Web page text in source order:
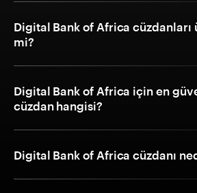
Digital Bank of Africa cüzdanları
mi?
Digital Bank of Africa için en
cüzdan hangisi?
Digital Bank of Africa cüzdanı